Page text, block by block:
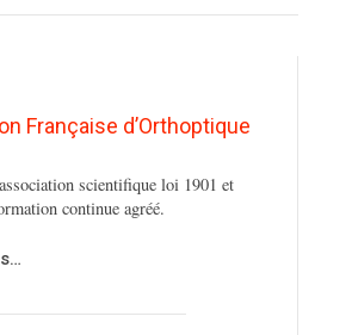
Française d’Orthoptique
scientifique loi 1901 et
continue agréé.